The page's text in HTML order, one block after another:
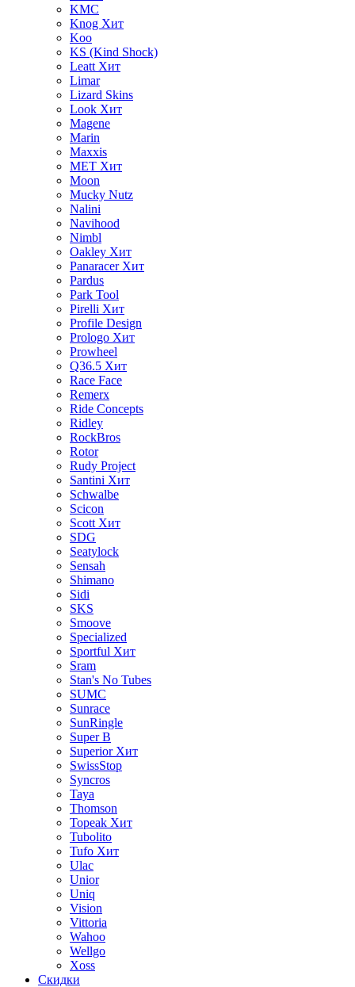
KMC
Knog Хит
Koo
KS (Kind Shock)
Leatt Хит
Limar
Lizard Skins
Look Хит
Magene
Marin
Maxxis
MET Хит
Moon
Mucky Nutz
Nalini
Navihood
Nimbl
Oakley Хит
Panaracer Хит
Pardus
Park Tool
Pirelli Хит
Profile Design
Prologo Хит
Prowheel
Q36.5 Хит
Race Face
Remerx
Ride Concepts
Ridley
RockBros
Rotor
Rudy Project
Santini Хит
Schwalbe
Scicon
Scott Хит
SDG
Seatylock
Sensah
Shimano
Sidi
SKS
Smoove
Specialized
Sportful Хит
Sram
Stan's No Tubes
SUMC
Sunrace
SunRingle
Super B
Superior Хит
SwissStop
Syncros
Taya
Thomson
Topeak Хит
Tubolito
Tufo Хит
Ulac
Unior
Uniq
Vision
Vittoria
Wahoo
Wellgo
Xoss
Скидки